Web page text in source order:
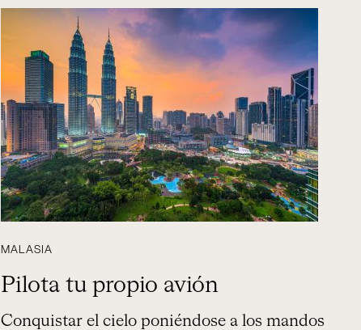
MALASIA
Pilota tu propio avión
Conquistar el cielo poniéndose a los mandos